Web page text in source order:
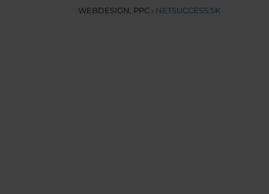
WEBDESIGN PPC › NETSUCCESS.SK